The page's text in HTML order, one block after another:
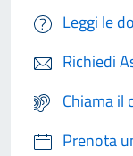
Leggi le
Richiedi
Chiama il
Prenota